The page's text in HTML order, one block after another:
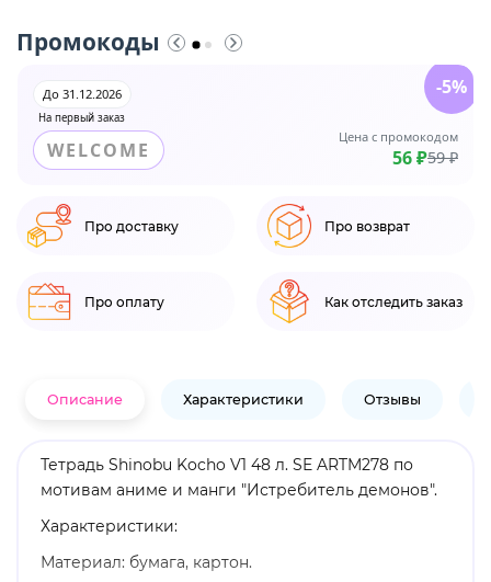
Промокоды
На первый заказ
До 31.12.2026
WELCOME
Цена с промокодом
56 ₽59 ₽
-5%
Про доставку Про возврат
Про оплату Как отследить заказ
Описание Характеристики Отзывы
Тетрадь Shinobu Kocho V1 48 л. SE ARTM278 по
мотивам аниме и манги "Истребитель демонов".
Характеристики:
Материал: бумага, картон.